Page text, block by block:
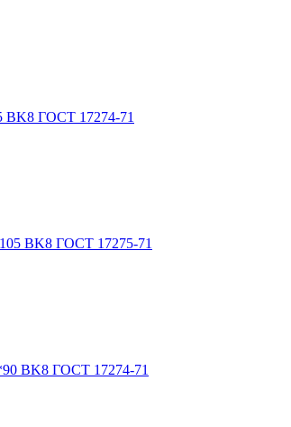
BK8 ГОСТ 17274-71
BK8 ГОСТ 17275-71
BK8 ГОСТ 17274-71